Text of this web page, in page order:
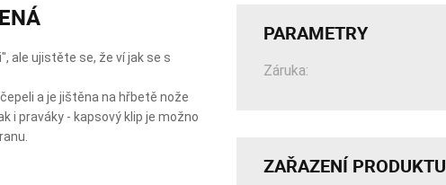
ale ujistěte se, že ví jak se s
a je jištěna na hřbetě nože
i praváky - kapsový klip je možno
PARAMETRY
Záruka:
ZAŘAZENÍ PRODUKTU